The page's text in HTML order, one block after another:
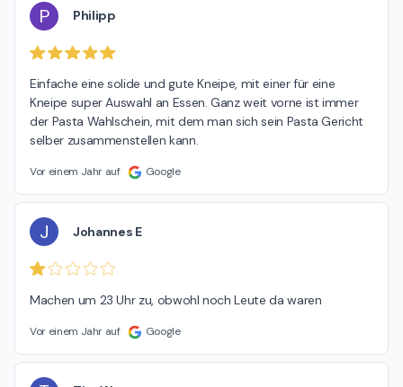
P Philipp
Einfache eine solide und gute Kneipe, mit einer für eine
Kneipe super Auswahl an Essen. Ganz weit vorne ist immer
der Pasta Wahlschein, mit dem man sich sein Pasta Gericht
selber zusammenstellen kann.
Vor einem Jahr auf Google
J Johannes E
Machen um 23 Uhr zu, obwohl noch Leute da waren
Vor einem Jahr auf Google